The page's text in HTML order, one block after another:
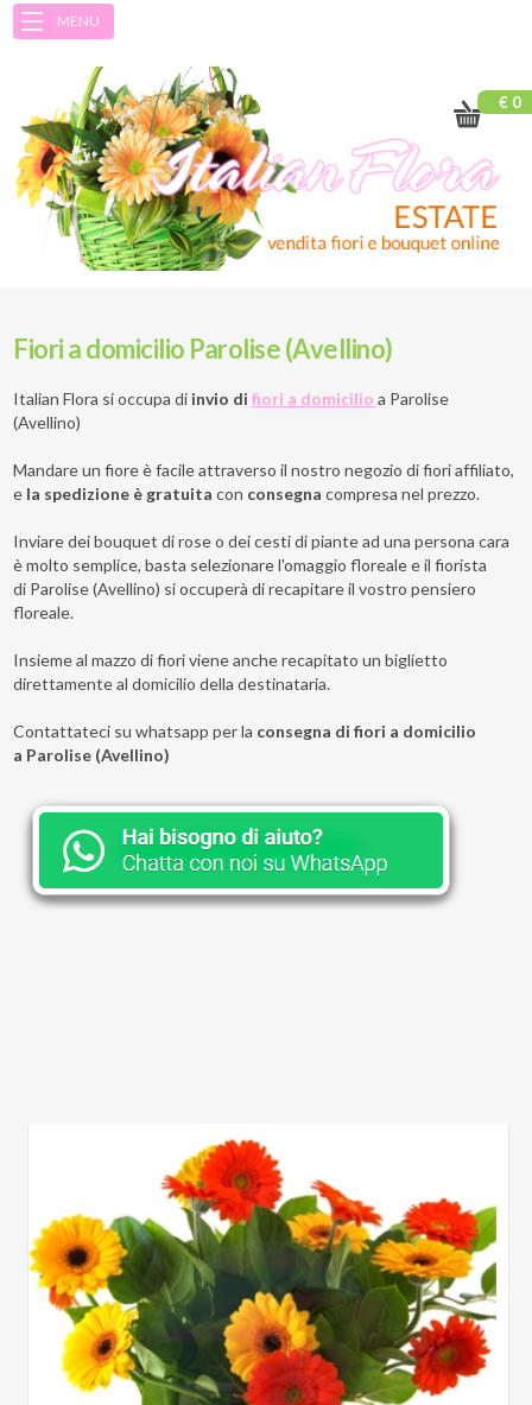
MENU
€ 0
Fiori a domicilio Parolise (Avellino)
Italian Flora si occupa di invio difiori a domicilio a Parolise
(Avellino)
Mandare un fiore è facile attraverso il nostro negozio di fiori affiliato,
e la spedizione è gratuita con consegna compresa nel prezzo.
Inviare dei bouquet di rose o dei cesti di piante ad una persona cara
è molto semplice, basta selezionare l'omaggio floreale e il fiorista
di Parolise (Avellino) si occuperà di recapitare il vostro pensiero
floreale.
Insieme al mazzo di fiori viene anche recapitato un biglietto
direttamente al domicilio della destinataria.
Contattateci su whatsapp per la consegna di fiori a domicilio
a Parolise (Avellino)